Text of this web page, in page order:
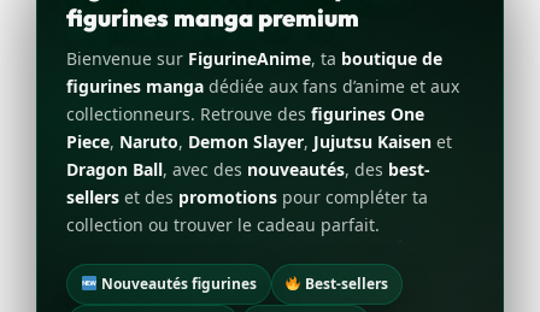
figurines manga premium
Bienvenue sur FigurineAnime, ta boutique de
figurines manga dédiée aux fans d’anime et aux
collectionneurs. Retrouve des figurines One
Piece, Naruto, Demon Slayer, Jujutsu Kaisen et
Dragon Ball, avec des nouveautés, des best-
sellers et des promotions pour compléter ta
collection ou trouver le cadeau parfait.
Nouveautés figurines
Best-sellers